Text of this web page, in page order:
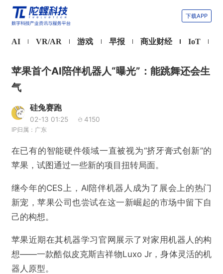
下载APP
AI VR/AR 游戏 早报 商业财经 IoT
苹果首个AI陪伴机器人“曝光”：能跳舞还会生
气
硅兔赛跑
02-13 01:25 4150
IP归属：广东
在已有的智能硬件领域一直被视为“挤牙膏式创新”的
苹果，试图通过一些新的项目扭转局面。
继今年的CES上，AI陪伴机器人成为了展会上的热门
新宠，苹果公司也尝试在这一新崛起的市场中留下自
己的构想。
苹果近期在其机器学习官网展示了对家用机器人的构
想——一款酷似皮克斯吉祥物Luxo Jr，身体灵活的机
器人原型。